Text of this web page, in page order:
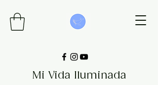
Mi Vida Iluminada